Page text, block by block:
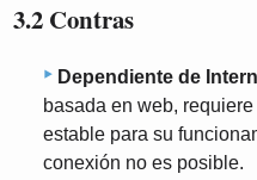
3.2 Contras
Dependiente de
basada en web,
estable para su
conexión no es posible.